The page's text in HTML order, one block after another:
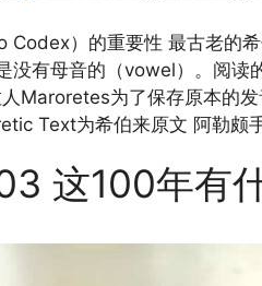
Codex）的重要性 最古老的
没有母音的（vowel）。阅读
Maroretes为了保存原本的
Text为希伯来原文 阿勒
这100年有